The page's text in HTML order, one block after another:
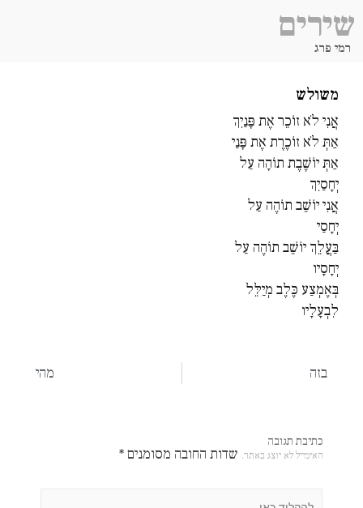
שירים
רמי פרג
משולש
אֲנִי לֹא זוֹכֵר אֶת פָּנַיִךְ
אַתְּ לֹא זוֹכֶרֶת אֶת פָּנַי
אַתְּ יוֹשֶׁבֶת תוֹהָה עַל
יְחָסַיִךְ
אֲנִי יוֹשֵׁב תוֹהֶה עַל
יְחָסַי
בַּעֲלֵךְ יוֹשֵׁב תוֹהֶה עַל
יְחָסָיו
בְּאֶמְצַע כֶּלֶב מְיַלֵּל
לִבְעָלָיו
בזה מהי
כתיבת תגובה
האימייל לא יוצג באתר. שדות החובה מסומנים*